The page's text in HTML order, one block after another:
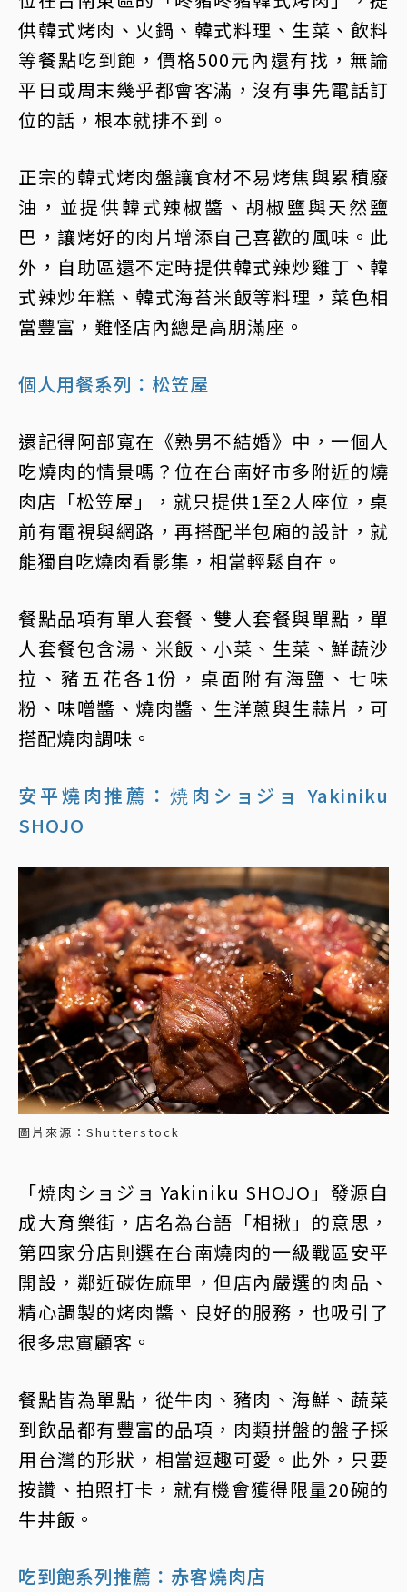
供韓式烤肉、火鍋、韓式料理、生菜、飲料
等餐點吃到飽，價格500元內還有找，無論
平日或周末幾乎都會客滿，沒有事先電話訂
位的話，根本就排不到。
正宗的韓式烤肉盤讓食材不易烤焦與累積廢
油，並提供韓式辣椒醬、胡椒鹽與天然鹽
巴，讓烤好的肉片增添自己喜歡的風味。此
外，自助區還不定時提供韓式辣炒雞丁、韓
式辣炒年糕、韓式海苔米飯等料理，菜色相
當豐富，難怪店內總是高朋滿座。
個人用餐系列：松笠屋
還記得阿部寬在《熟男不結婚》中，一個人
吃燒肉的情景嗎？位在台南好市多附近的燒
肉店「松笠屋」，就只提供1至2人座位，桌
前有電視與網路，再搭配半包廂的設計，就
能獨自吃燒肉看影集，相當輕鬆自在。
餐點品項有單人套餐、雙人套餐與單點，單
人套餐包含湯、米飯、小菜、生菜、鮮蔬沙
拉、豬五花各1份，桌面附有海鹽、七味
粉、味噌醬、燒肉醬、生洋蔥與生蒜片，可
搭配燒肉調味。
安平燒肉推薦：焼肉ショジョ Yakiniku
SHOJO
圖片來源：Shutterstock
「焼肉ショジョ Yakiniku SHOJO」發源自
成大育樂街，店名為台語「相揪」的意思，
第四家分店則選在台南燒肉的一級戰區安平
開設，鄰近碳佐麻里，但店內嚴選的肉品、
精心調製的烤肉醬、良好的服務，也吸引了
很多忠實顧客。
餐點皆為單點，從牛肉、豬肉、海鮮、蔬菜
到飲品都有豐富的品項，肉類拼盤的盤子採
用台灣的形狀，相當逗趣可愛。此外，只要
按讚、拍照打卡，就有機會獲得限量20碗的
牛丼飯。
吃到飽系列推薦：赤客燒肉店